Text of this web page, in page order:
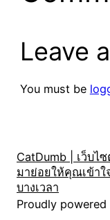
Leave
You must be
CatDumb | เว็บไ
มาย่อยให้คุณเข้าใ
บางเวลา
Proudly powered